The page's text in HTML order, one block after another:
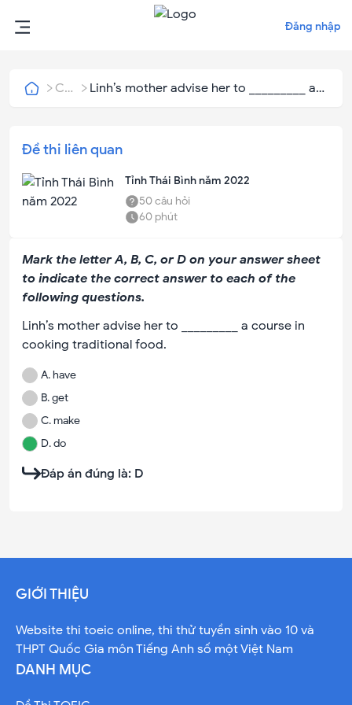
Đăng nhập
Câu
Linh’s mother advise her to _________ a
Mark the letter A, B, C, or D on your answer sheet
to indicate the correct answer to each of the
following questions.
Linh’s mother advise her to _________ a course in
cooking traditional food.
A.have
B.get
C.make
D.do
Đáp án đúng là: D
Đề thi liên quan
Tỉnh Thái Bình năm 2022
50câu hỏi
60phút
GIỚI THIỆU
Website thi toeic online, thi thử tuyền sinh vào 10 và
THPT Quốc Gia môn Tiếng Anh số một Việt Nam
DANH MỤC